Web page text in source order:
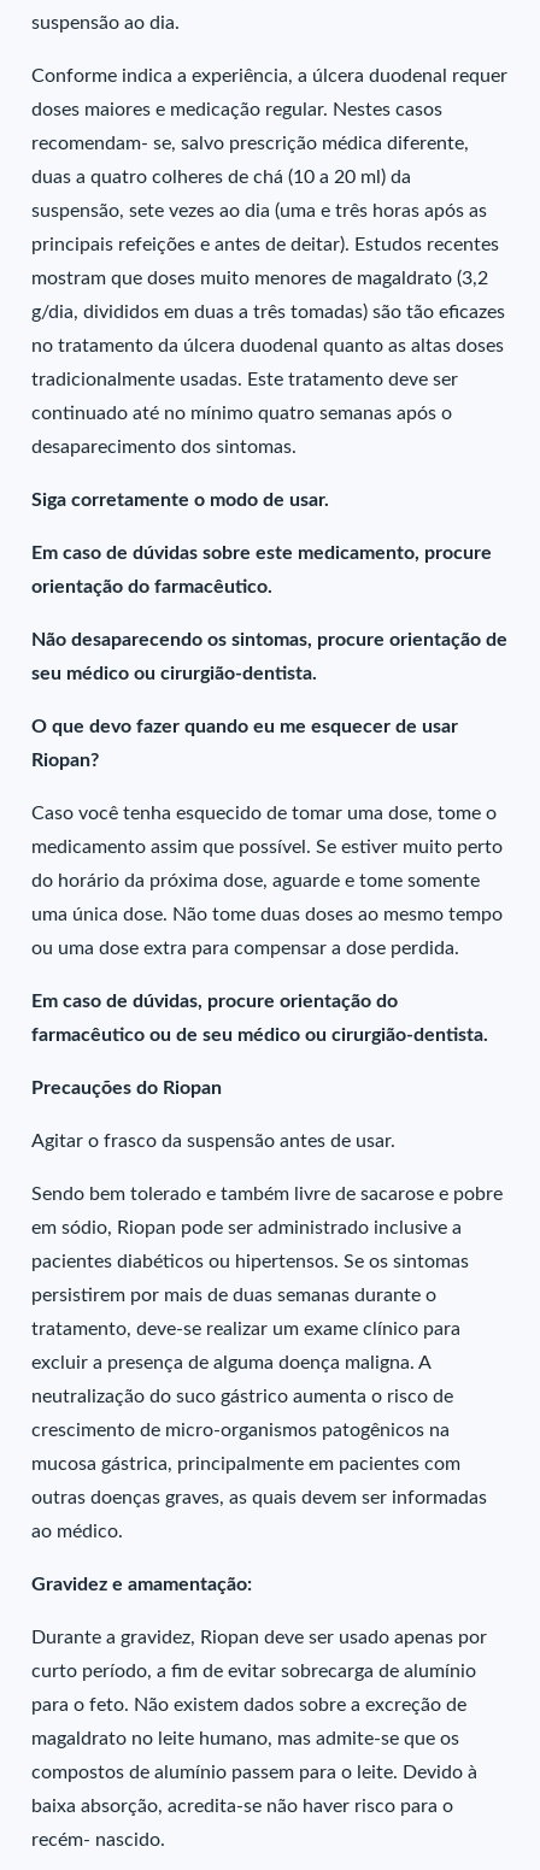
suspensão ao dia.
Conforme indica a experiência, a úlcera duodenal requer
doses maiores e medicação regular. Nestes casos
recomendam- se, salvo prescrição médica diferente,
duas a quatro colheres de chá (10 a 20 ml) da
suspensão, sete vezes ao dia (uma e três horas após as
principais refeições e antes de deitar). Estudos recentes
mostram que doses muito menores de magaldrato (3,2
g/dia, divididos em duas a três tomadas) são tão eficazes
no tratamento da úlcera duodenal quanto as altas doses
tradicionalmente usadas. Este tratamento deve ser
continuado até no mínimo quatro semanas após o
desaparecimento dos sintomas.
Siga corretamente o modo de usar.
Em caso de dúvidas sobre este medicamento, procure
orientação do farmacêutico.
Não desaparecendo os sintomas, procure orientação de
seu médico ou cirurgião-dentista.
O que devo fazer quando eu me esquecer de usar
Riopan?
Caso você tenha esquecido de tomar uma dose, tome o
medicamento assim que possível. Se estiver muito perto
do horário da próxima dose, aguarde e tome somente
uma única dose. Não tome duas doses ao mesmo tempo
ou uma dose extra para compensar a dose perdida.
Em caso de dúvidas, procure orientação do
farmacêutico ou de seu médico ou cirurgião-dentista.
Precauções do Riopan
Agitar o frasco da suspensão antes de usar.
Sendo bem tolerado e também livre de sacarose e pobre
em sódio, Riopan pode ser administrado inclusive a
pacientes diabéticos ou hipertensos. Se os sintomas
persistirem por mais de duas semanas durante o
tratamento, deve-se realizar um exame clínico para
excluir a presença de alguma doença maligna. A
neutralização do suco gástrico aumenta o risco de
crescimento de micro-organismos patogênicos na
mucosa gástrica, principalmente em pacientes com
outras doenças graves, as quais devem ser informadas
ao médico.
Gravidez e amamentação:
Durante a gravidez, Riopan deve ser usado apenas por
curto período, a fim de evitar sobrecarga de alumínio
para o feto. Não existem dados sobre a excreção de
magaldrato no leite humano, mas admite-se que os
compostos de alumínio passem para o leite. Devido à
baixa absorção, acredita-se não haver risco para o
recém- nascido.